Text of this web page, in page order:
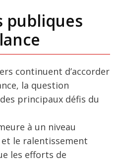
publiques
continuent d’accorder
la question
principaux défis du
à un niveau
le ralentissement
les efforts de